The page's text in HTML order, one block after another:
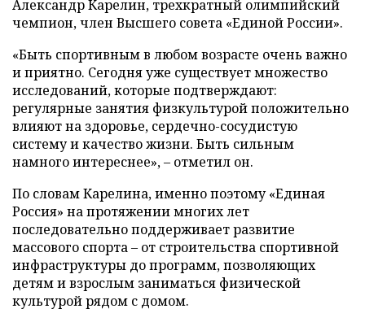
Александр Карелин, трехкратный олимпийский
чемпион, член Высшего совета «Единой России».
«Быть спортивным в любом возрасте очень важно
и приятно. Сегодня уже существует множество
исследований, которые подтверждают:
регулярные занятия физкультурой положительно
влияют на здоровье, сердечно-сосудистую
систему и качество жизни. Быть сильным
намного интереснее», – отметил он.
По словам Карелина, именно поэтому «Единая
Россия» на протяжении многих лет
последовательно поддерживает развитие
массового спорта – от строительства спортивной
инфраструктуры до программ, позволяющих
детям и взрослым заниматься физической
культурой рядом с домом.